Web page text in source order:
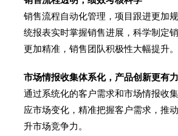
销售流程自动化管理，项目跟进更加
统报表实时掌握销售进展，科学制定
更加精准，销售团队积极性大幅提升。
市场情报收集体系化，产品创新更有力
通过系统化的客户需求和市场情报收
应市场变化，精准把握客户需求，推
升市场竞争力。